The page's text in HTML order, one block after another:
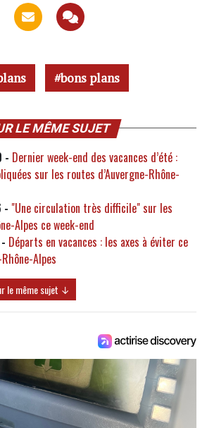
bons plans
LE MÊME SUJET
- Dernier week-end des vacances d’été :
sur les routes d’Auvergne-Rhône-
- "Une circulation très difficile" sur les
Alpes ce week-end
Départs en vacances : les axes à éviter ce
Alpes
le même sujet ↓